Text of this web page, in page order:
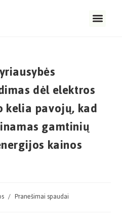
dėl elektros
kelia pavojų, kad
gamtinių
kainos
/ Pranešimai spaudai